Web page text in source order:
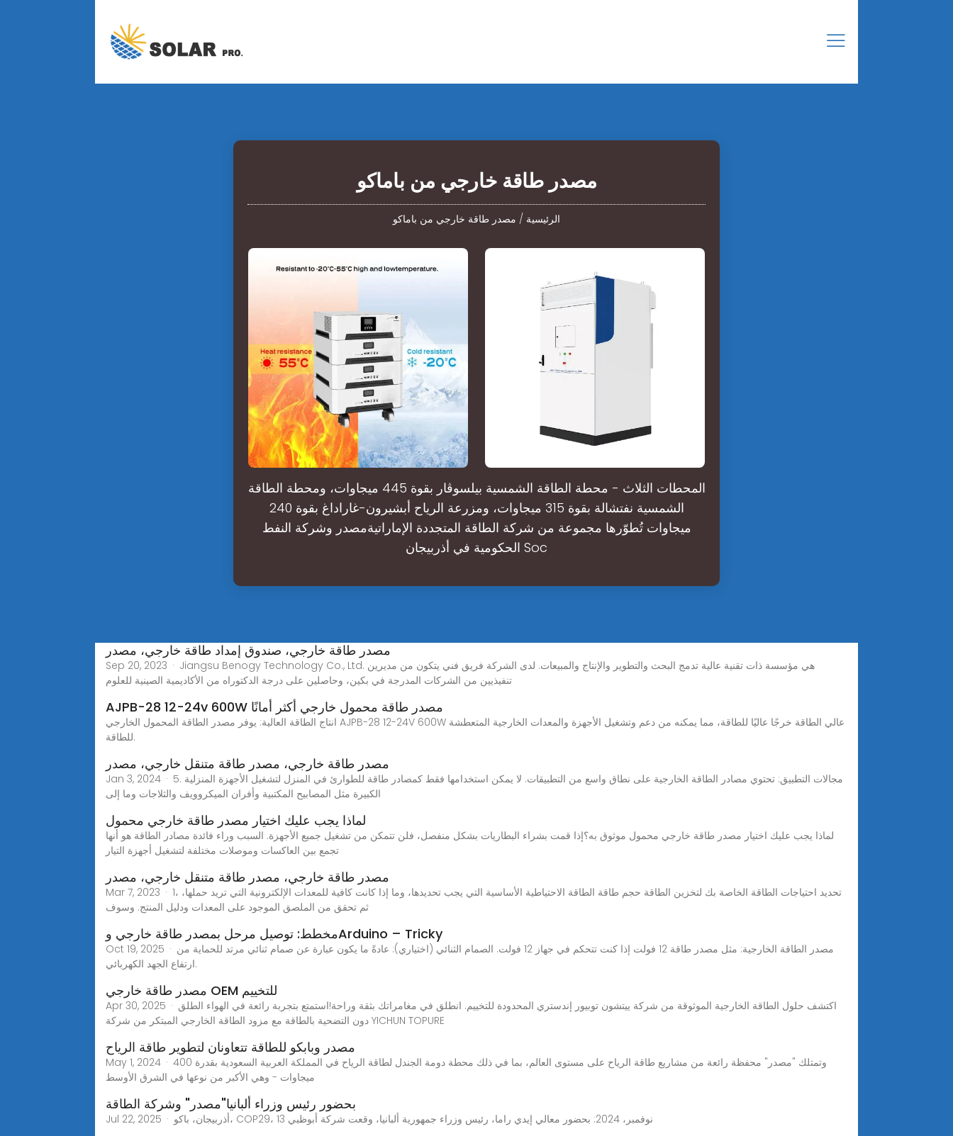
مصدر طاقة خارجي من باماكو
الرئيسية / مصدر طاقة خارجي من باماكو
المحطات الثلاث - محطة الطاقة الشمسية بيلسوڤار بقوة 445 ميجاوات، ومحطة الطاقة
الشمسية نفتشالة بقوة 315 ميجاوات، ومزرعة الرياح أبشيرون-غاراداغ بقوة 240
ميجاوات تُطوّرها مجموعة من شركة الطاقة المتجددة الإماراتيةمصدر وشركة النفط
الحكومية في أذربيجان Soc
مصدر طاقة خارجي، صندوق إمداد طاقة خارجي، مصدر
Sep 20, 2023 · Jiangsu Benogy Technology Co., Ltd. هي مؤسسة ذات تقنية عالية تدمج البحث والتطوير والإنتاج والمبيعات. لدى الشركة فريق فني يتكون من مديرين
تنفيذيين من الشركات المدرجة في بكين، وحاصلين على درجة الدكتوراه من الأكاديمية الصينية للعلوم
AJPB-28 12-24v 600W مصدر طاقة محمول خارجي أكثر أمانًا
انتاج الطاقة العالية: يوفر مصدر الطاقة المحمول الخارجي AJPB-28 12-24V 600W عالي الطاقة خرجًا عاليًا للطاقة، مما يمكنه من دعم وتشغيل الأجهزة والمعدات الخارجية المتعطشة
للطاقة.
مصدر طاقة خارجي، مصدر طاقة متنقل خارجي، مصدر
Jan 3, 2024 · 5. مجالات التطبيق: تحتوي مصادر الطاقة الخارجية على نطاق واسع من التطبيقات. لا يمكن استخدامها فقط كمصادر طاقة للطوارئ في المنزل لتشغيل الأجهزة المنزلية
الكبيرة مثل المصابيح المكتبية وأفران الميكروويف والثلاجات وما إلى
لماذا يجب عليك اختيار مصدر طاقة خارجي محمول
لماذا يجب عليك اختيار مصدر طاقة خارجي محمول موثوق به؟إذا قمت بشراء البطاريات بشكل منفصل، فلن تتمكن من تشغيل جميع الأجهزة. السبب وراء فائدة مصادر الطاقة هو أنها
تجمع بين العاكسات وموصلات مختلفة لتشغيل أجهزة التيار
مصدر طاقة خارجي، مصدر طاقة متنقل خارجي، مصدر
Mar 7, 2023 · 1، تحديد احتياجات الطاقة الخاصة بك لتخزين الطاقة حجم طاقة الطاقة الاحتياطية الأساسية التي يجب تحديدها، وما إذا كانت كافية للمعدات الإلكترونية التي تريد حملها،
ثم تحقق من الملصق الموجود على المعدات ودليل المنتج. وسوف
مخطط: توصيل مرحل بمصدر طاقة خارجي وArduino – Tricky
Oct 19, 2025 · مصدر الطاقة الخارجية: مثل مصدر طاقة 12 فولت إذا كنت تتحكم في جهاز 12 فولت. الصمام الثنائي (اختياري): عادةً ما يكون عبارة عن صمام ثنائي مرتد للحماية من
ارتفاع الجهد الكهربائي.
مصدر طاقة خارجي OEM للتخييم
Apr 30, 2025 · اكتشف حلول الطاقة الخارجية الموثوقة من شركة ييتشون توبيور إندستري المحدودة للتخييم. انطلق في مغامراتك بثقة وراحة!استمتع بتجربة رائعة في الهواء الطلق
دون التضحية بالطاقة مع مزود الطاقة الخارجي المبتكر من شركة YICHUN TOPURE
مصدر وبابكو للطاقة تتعاونان لتطوير طاقة الرياح
May 1, 2024 · وتمتلك "مصدر" محفظة رائعة من مشاريع طاقة الرياح على مستوى العالم، بما في ذلك محطة دومة الجندل لطاقة الرياح في المملكة العربية السعودية بقدرة 400
ميجاوات - وهي الأكبر من نوعها في الشرق الأوسط
بحضور رئيس وزراء ألبانيا"مصدر" وشركة الطاقة
Jul 22, 2025 · أذربيجان، باكو، COP29، 13 نوفمبر، 2024: بحضور معالي إيدي راما، رئيس وزراء جمهورية ألبانيا، وقعت شركة أبوظبي